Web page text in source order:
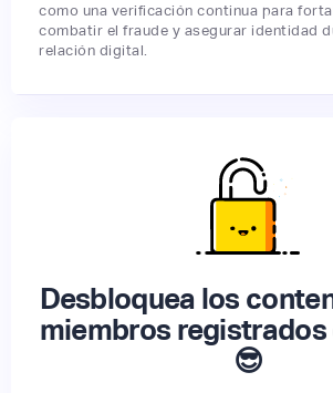
como una verificación continua para
combatir el fraude y asegurar identidad
relación digital.
Desbloquea los
miembros registrados
😎